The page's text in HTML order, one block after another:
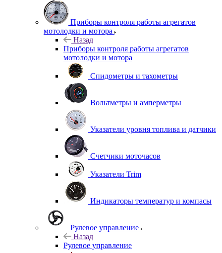
Приборы контроля работы агрегатов
мотолодки и мотора
Назад
Приборы контроля работы агрегатов
мотолодки и мотора
Спидометры и тахометры
Вольтметры и амперметры
Указатели уровня топлива и датчики
Счетчики моточасов
Указатели Trim
Индикаторы температур и компасы
Рулевое управление
Назад
Рулевое управление